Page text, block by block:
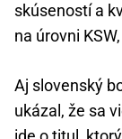
skúseností a
na úrovni
Aj slovenský
ukázal, že sa